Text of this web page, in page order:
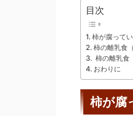
目次
柿が腐って
柿の離乳食
柿の離乳食
おわりに
柿が腐